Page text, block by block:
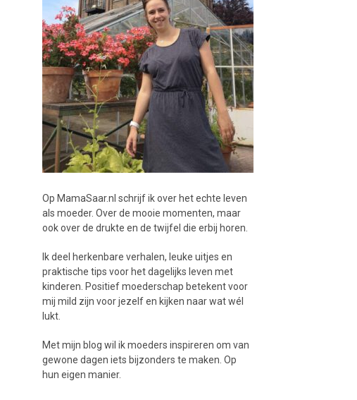
Op MamaSaar.nl schrijf ik over het echte leven
als moeder. Over de mooie momenten, maar
ook over de drukte en de twijfel die erbij horen.
Ik deel herkenbare verhalen, leuke uitjes en
praktische tips voor het dagelijks leven met
kinderen. Positief moederschap betekent voor
mij mild zijn voor jezelf en kijken naar wat wél
lukt.
Met mijn blog wil ik moeders inspireren om van
gewone dagen iets bijzonders te maken. Op
hun eigen manier.